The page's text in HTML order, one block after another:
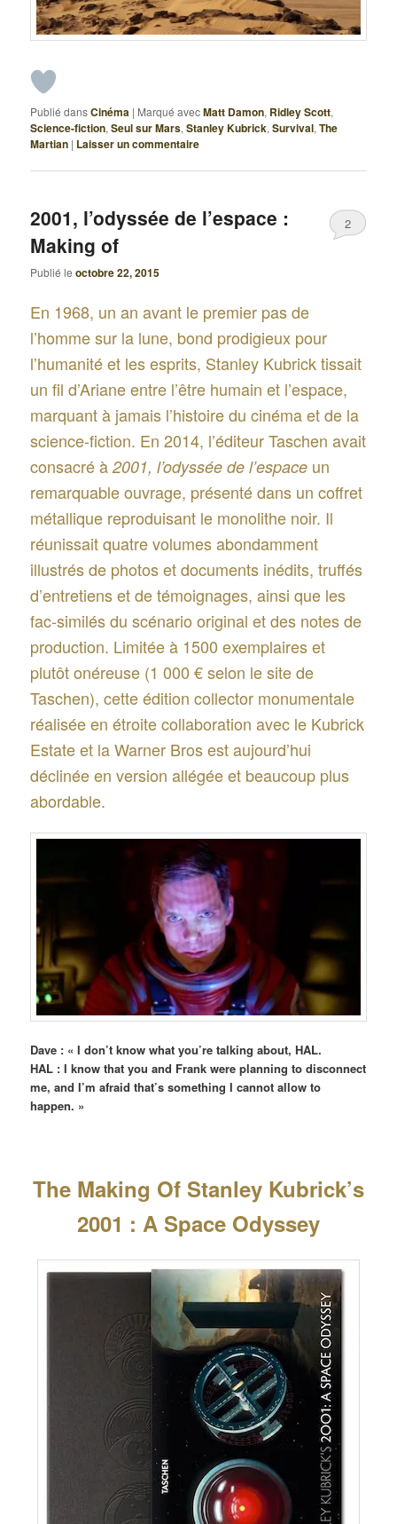
Publié dansCinéma | Marqué avecMatt Damon, Ridley Scott,
Science-fiction,Seul sur Mars,Stanley Kubrick,Survival,The
Martian | Laisser un commentaire
2001, l’odyssée de l’espace :
Making of
Publié leoctobre 22, 2015
2
En 1968, un an avant le premier pas de
l’homme sur la lune, bond prodigieux pour
l’humanité et les esprits, Stanley Kubrick tissait
un fil d’Ariane entre l’être humain et l’espace,
marquant à jamais l’histoire du cinéma et de la
science-fiction. En 2014, l’éditeur Taschen avait
consacré à2001, l’odyssée de l’espace un
remarquable ouvrage, présenté dans un coffret
métallique reproduisant le monolithe noir. Il
réunissait quatre volumes abondamment
illustrés de photos et documents inédits, truffés
d’entretiens et de témoignages, ainsi que les
fac-similés du scénario original et des notes de
production. Limitée à 1500 exemplaires et
plutôt onéreuse (1 000 € selon le site de
Taschen), cette édition collector monumentale
réalisée en étroite collaboration avec le Kubrick
Estate et la Warner Bros est aujourd’hui
déclinée en version allégée et beaucoup plus
abordable.
Dave : « I don’t know what you’re talking about, HAL.
HAL : I know that you and Frank were planning to disconnect
me, and I’m afraid that’s something I cannot allow to
happen. »
The Making Of Stanley Kubrick’s
2001 : A Space Odyssey